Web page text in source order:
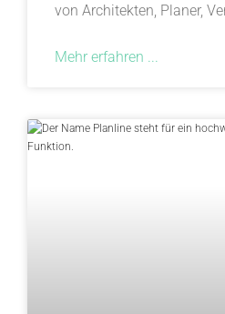
von Architekten, Planer,
Mehr erfahren ...